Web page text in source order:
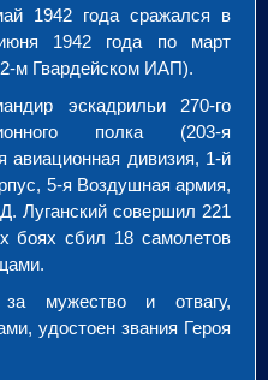
1942 года сражался в
1942 года по март
м Гвардейском ИАП).
эскадрильи 270-го
полка (203-я
авиационная дивизия, 1-й
5-я Воздушная армия,
Луганский совершил 221
боях сбил 18 самолетов
мужество и отвагу,
удостоен звания Героя